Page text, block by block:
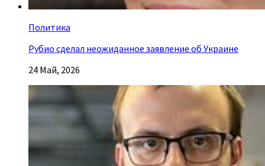
Политика
Рубио сделал неожиданное заявление об Украине
24 Май, 2026